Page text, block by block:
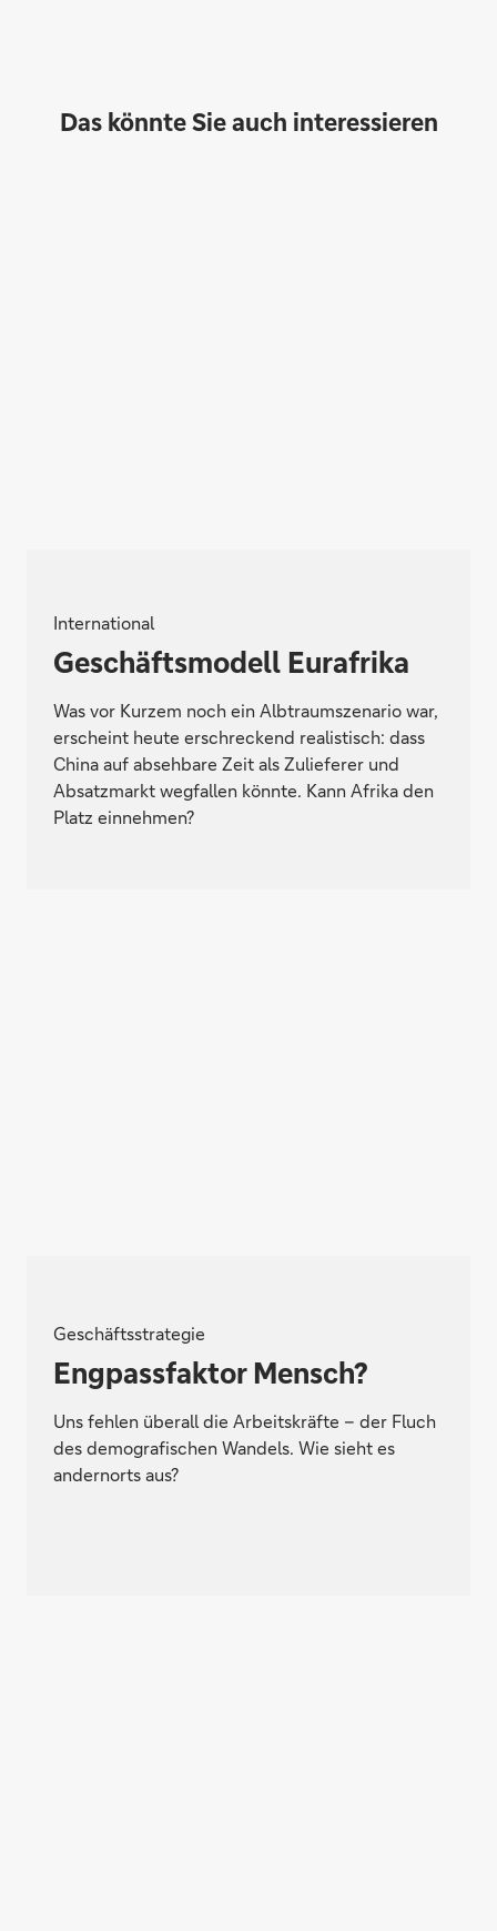
Das könnte Sie auch interessieren
International
Geschäftsmodell Eurafrika
Was vor Kurzem noch ein Albtraumszenario war,
erscheint heute erschreckend realistisch: dass
China auf absehbare Zeit als Zulieferer und
Absatzmarkt wegfallen könnte. Kann Afrika den
Platz einnehmen?
Geschäftsstrategie
Engpassfaktor Mensch?
Uns fehlen überall die Arbeitskräfte – der Fluch
des demografischen Wandels. Wie sieht es
andernorts aus?